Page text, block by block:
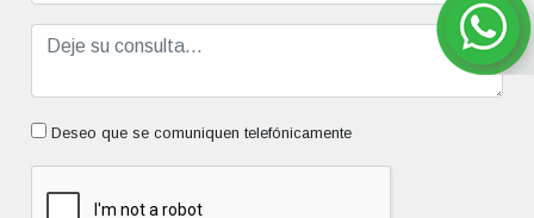
Deseo que se comuniquen telefónicamente